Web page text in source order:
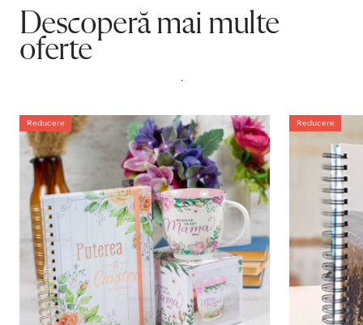
Descoperă mai multe
oferte
.
Reducere Reducere